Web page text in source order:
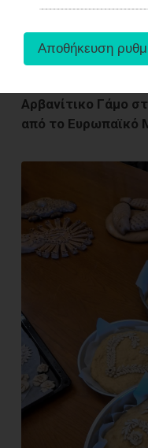
Αρβανίτικο Γάμο
από το Ευρωπαϊκό